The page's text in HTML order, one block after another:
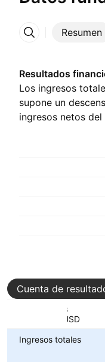
Resumen
Más
Resultados
Los ingresos
supone un
ingresos netos
Cuenta de
Métricas
Divisa: USD
Ingresos totales